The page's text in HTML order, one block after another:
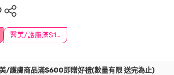
醫美/護膚滿$1200送$200
/護膚商品滿$600即贈好禮(數量有限 送完為止)